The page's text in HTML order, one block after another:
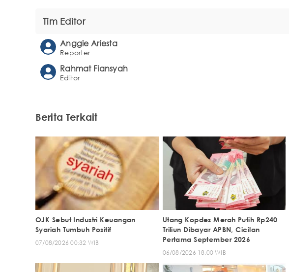
Tim Editor
Anggie Ariesta
Reporter
Rahmat Fiansyah
Editor
Berita Terkait
OJK Sebut Industri Keuangan
Syariah Tumbuh Positif
07/08/2026 00:32 WIB
Utang Kopdes Merah Putih Rp240
Triliun Dibayar APBN, Cicilan
Pertama September 2026
06/08/2026 18:00 WIB